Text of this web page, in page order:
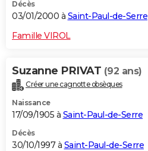
Décès
03/01/2000 à Saint-Paul-de-Serre
Famille VIROL
Suzanne PRIVAT (92 ans)
Créer une cagnotte obsèques
Naissance
17/09/1905 à Saint-Paul-de-Serre
Décès
30/10/1997 à Saint-Paul-de-Serre